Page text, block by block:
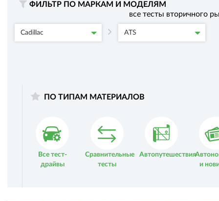
ФИЛЬТР ПО МАРКАМ И МОДЕЛЯМ
все тесты вторичного
Cadillac ATS
ПО ТИПАМ МАТЕРИАЛОВ
Все тест-
драйвы
Сравнительные
тесты
Автопутешествия
и